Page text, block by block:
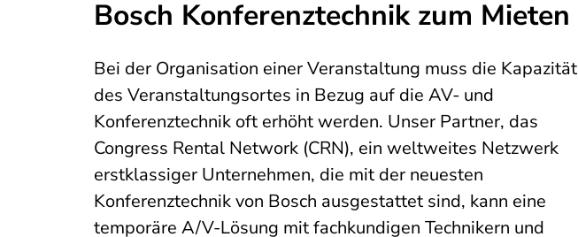
Bosch Konferenztechnik zum Mieten
Bei der Organisation einer Veranstaltung muss die Kapazität
des Veranstaltungsortes in Bezug auf die AV- und
Konferenztechnik oft erhöht werden. Unser Partner, das
Congress Rental Network (CRN), ein weltweites Netzwerk
erstklassiger Unternehmen, die mit der neuesten
Konferenztechnik von Bosch ausgestattet sind, kann eine
temporäre A/V-Lösung mit fachkundigen Technikern und